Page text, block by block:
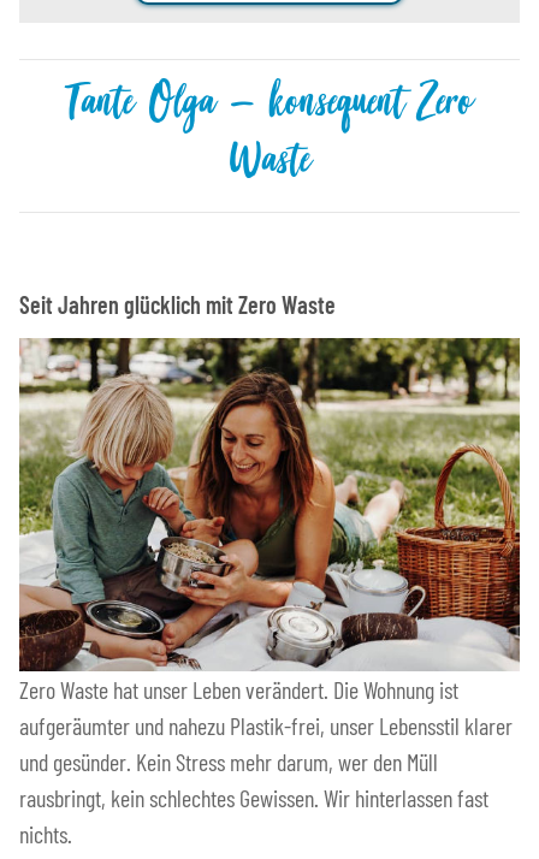
Tante Olga – konsequent Zero
Waste
Seit Jahren glücklich mit Zero Waste
Zero Waste hat unser Leben verändert. Die Wohnung ist
aufgeräumter und nahezu Plastik-frei, unser Lebensstil klarer
und gesünder. Kein Stress mehr darum, wer den Müll
rausbringt, kein schlechtes Gewissen. Wir hinterlassen fast
nichts.